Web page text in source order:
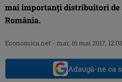
mai importanţi distribuitori de
România.
Economica.net - mar, 16 mai 2017, 12:03
Adaugă-ne ca